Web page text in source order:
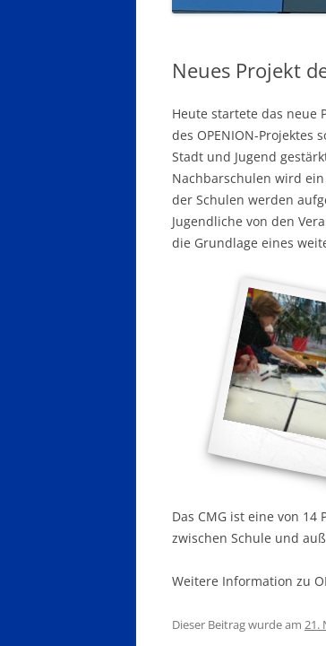
Neues Projekt
Heute startete das neue
des OPENION-Projektes
Stadt und Jugend
Nachbarschulen wird
der Schulen werden
Jugendliche von den
die Grundlage eines
Das CMG ist eine von
zwischen Schule und
Weitere Information zu
Dieser Beitrag wurde am 21.